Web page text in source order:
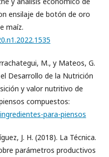
ensilaje de botón de oro
maíz.
M., y Mateos, G.
Desarrollo de la Nutrición
y valor nutritivo de
compuestos:
para-piensos
J. H. (2018). La Técnica.
parámetros productivos